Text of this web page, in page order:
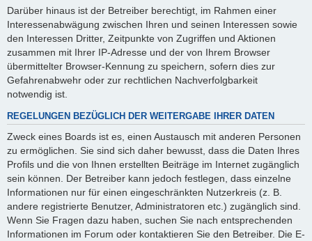
Darüber hinaus ist der Betreiber berechtigt, im Rahmen einer
Interessenabwägung zwischen Ihren und seinen Interessen sowie
den Interessen Dritter, Zeitpunkte von Zugriffen und Aktionen
zusammen mit Ihrer IP-Adresse und der von Ihrem Browser
übermittelter Browser-Kennung zu speichern, sofern dies zur
Gefahrenabwehr oder zur rechtlichen Nachverfolgbarkeit
notwendig ist.
REGELUNGEN BEZÜGLICH DER WEITERGABE IHRER DATEN
Zweck eines Boards ist es, einen Austausch mit anderen Personen
zu ermöglichen. Sie sind sich daher bewusst, dass die Daten Ihres
Profils und die von Ihnen erstellten Beiträge im Internet zugänglich
sein können. Der Betreiber kann jedoch festlegen, dass einzelne
Informationen nur für einen eingeschränkten Nutzerkreis (z. B.
andere registrierte Benutzer, Administratoren etc.) zugänglich sind.
Wenn Sie Fragen dazu haben, suchen Sie nach entsprechenden
Informationen im Forum oder kontaktieren Sie den Betreiber. Die E-